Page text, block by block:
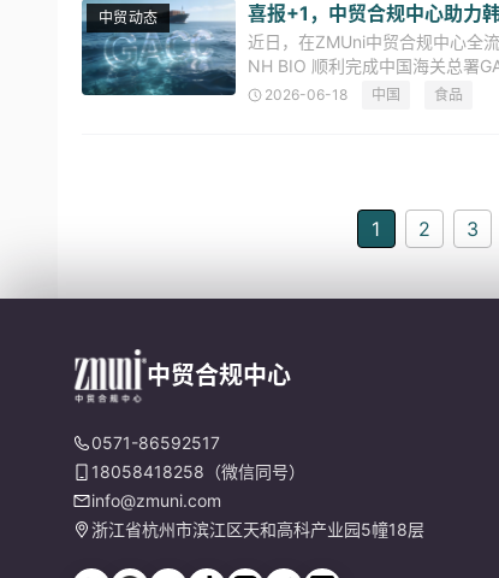
中贸动态 喜报+1，中贸合规中心助力
近日，在ZMUni中贸合规中心全
NH BIO 顺利完成中国海关总署
注册编号，企业正式获得旗下NGT
2026-06-18 中国 食品
1 2 3
中贸合规中心
0571-86592517
18058418258（微信同号）
info@zmuni.com
浙江省杭州市滨江区天和高科产业园5幢18层